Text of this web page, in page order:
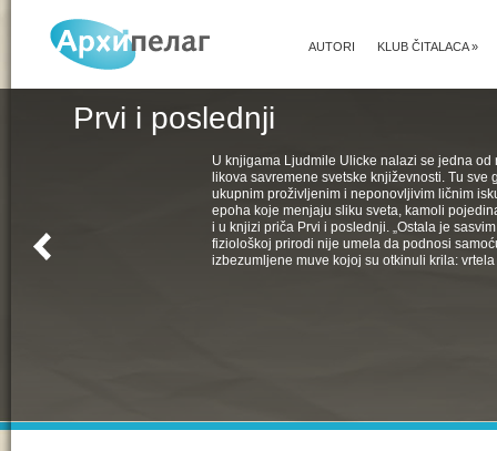
KLUB ČITALACA»
AUTORI
Prvi i poslednji
U knjigama Ljudmile Ulicke nalazi se jedna
likova savremene svetske književnosti. Tu sve
ukupnim proživljenim i neponovljivim ličnim
epoha koje menjaju sliku sveta, kamoli
i u knjizi priča Prvi i poslednji. „Ostala je
fiziološkoj prirodi nije umela da podnosi
izbezumljene muve kojoj su otkinuli krila: